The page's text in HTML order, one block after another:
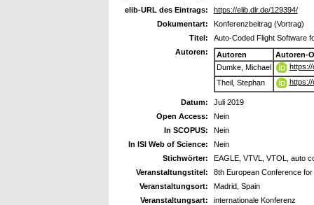
elib-URL des Eintrags:
https://elib.dlr.de/129394/
Dokumentart:
Konferenzbeitrag (Vortrag)
Titel:
Auto-Coded Flight Software
Autoren:
Autoren
Autoren-
Dumke, Michael
Theil, Stephan
Datum:
Juli 2019
Open Access:
Nein
In SCOPUS:
Nein
In ISI Web of Science:
Nein
Stichwörter:
EAGLE, VTVL, VTOL, auto
Veranstaltungstitel:
8th European Conference
Veranstaltungsort:
Madrid, Spain
Veranstaltungsart:
internationale Konferenz